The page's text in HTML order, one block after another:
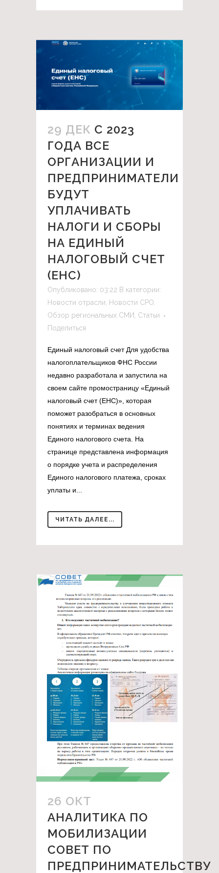
29 ДЕК С 2023
ГОДА ВСЕ
ОРГАНИЗАЦИИ И
ПРЕДПРИНИМАТЕЛИ
БУДУТ
УПЛАЧИВАТЬ
НАЛОГИ И СБОРЫ
НА ЕДИНЫЙ
НАЛОГОВЫЙ СЧЕТ
(ЕНС)
Опубликовано: 03:22 В категории:
Новости отрасли
Новости СРО
Обзор региональных СМИ
Статьи
Поделиться
Единый налоговый счет Для удобства
налогоплательщиков ФНС России
недавно разработала и запустила на
своем сайте промостраницу «Единый
налоговый счет (ЕНС)», которая
поможет разобраться в основных
понятиях и терминах ведения
Единого налогового счета. На
странице представлена информация
о порядке учета и распределения
Единого налогового платежа, сроках
уплаты и...
ЧИТАТЬ ДАЛЕЕ...
26 ОКТ
АНАЛИТИКА ПО
МОБИЛИЗАЦИИ
СОВЕТ ПО
ПРЕДПРИНИМАТЕЛЬСТВУ